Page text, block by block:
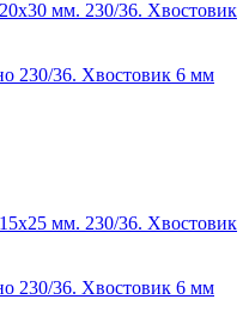
230/36. Хвостовик 6 мм
230/36. Хвостовик 6 мм